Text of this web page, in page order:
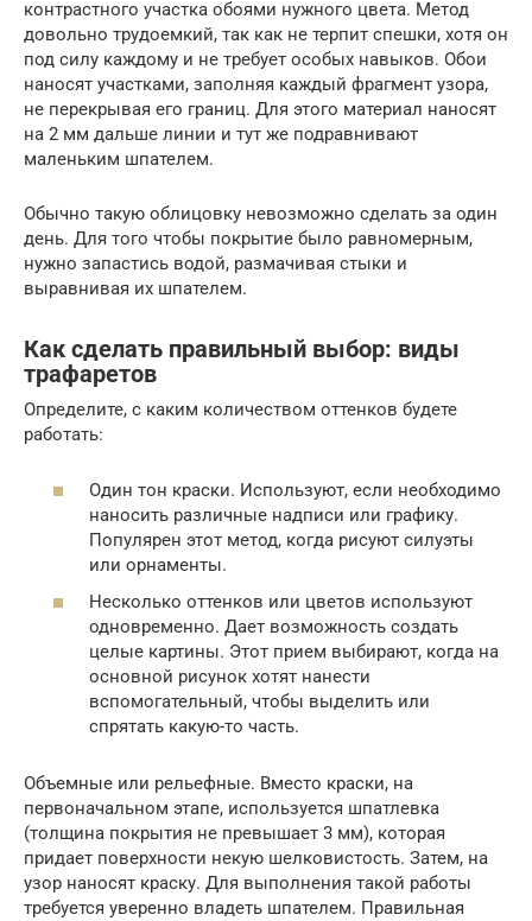
контрастного участка обоями нужного цвета. Метод
довольно трудоемкий, так как не терпит спешки, хотя он
под силу каждому и не требует особых навыков. Обои
наносят участками, заполняя каждый фрагмент узора,
не перекрывая его границ. Для этого материал наносят
на 2 мм дальше линии и тут же подравнивают
маленьким шпателем.
Обычно такую облицовку невозможно сделать за один
день. Для того чтобы покрытие было равномерным,
нужно запастись водой, размачивая стыки и
выравнивая их шпателем.
Как сделать правильный выбор: виды
трафаретов
Определите, с каким количеством оттенков будете
работать:
Один тон краски. Используют, если необходимо
наносить различные надписи или графику.
Популярен этот метод, когда рисуют силуэты
или орнаменты.
Несколько оттенков или цветов используют
одновременно. Дает возможность создать
целые картины. Этот прием выбирают, когда на
основной рисунок хотят нанести
вспомогательный, чтобы выделить или
спрятать какую-то часть.
Объемные или рельефные. Вместо краски, на
первоначальном этапе, используется шпатлевка
(толщина покрытия не превышает 3 мм), которая
придает поверхности некую шелковистость. Затем, на
узор наносят краску. Для выполнения такой работы
требуется уверенно владеть шпателем. Правильная